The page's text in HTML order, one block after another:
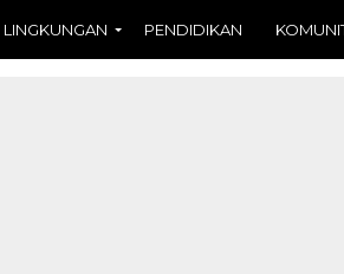
LINGKUNGAN PENDIDIKAN